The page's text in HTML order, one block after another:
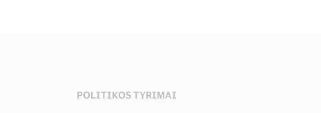
POLITIKOS TYRIMAI
PAGALBA VARGSTANTIESIEMS